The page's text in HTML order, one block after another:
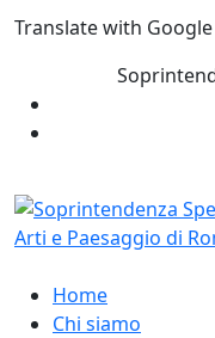
SkipTranslate with Google
Home
Chi siamo